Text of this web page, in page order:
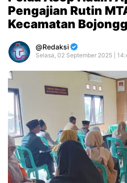
Pengajian Rutin
Kecamatan
Redaksi
Selasa, 02 September 2025 |